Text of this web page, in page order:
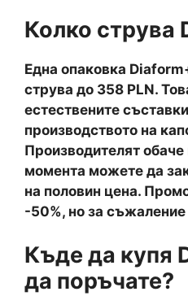
Колко струва
Една опаковка
струва до 358 PLN.
естествените
производството на
Производителят
момента можете да
на половин цена.
-50%, но за съжаление
Къде да купя
да поръчате?